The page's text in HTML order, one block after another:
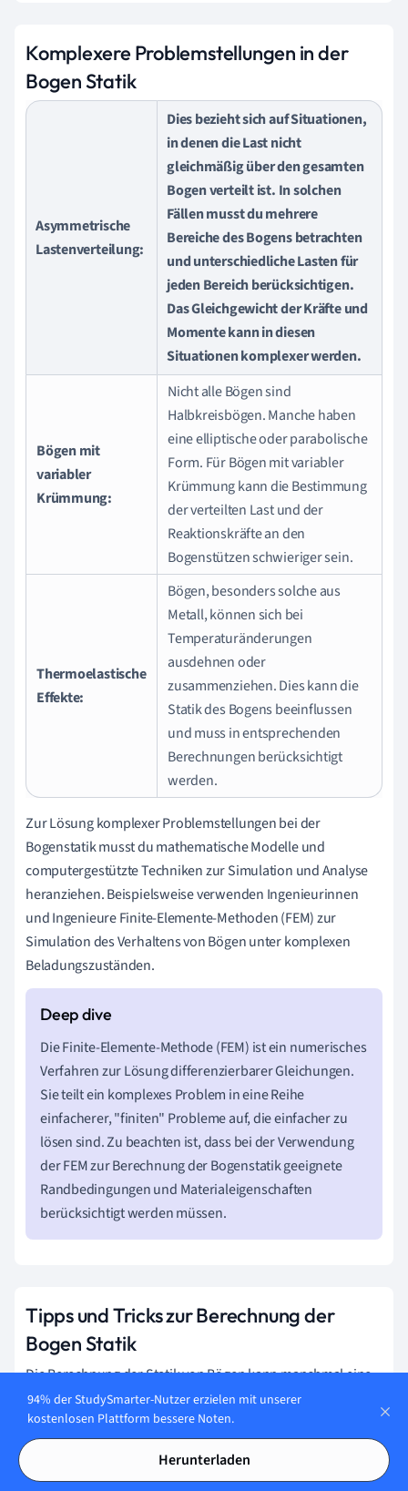
Komplexere Problemstellungen in der
Bogen Statik
Asymmetrische
Lastenverteilung:
Dies bezieht sich auf Situationen,
in denen die Last nicht
gleichmäßig über den gesamten
Bogen verteilt ist. In solchen
Fällen musst du mehrere
Bereiche des Bogens betrachten
und unterschiedliche Lasten für
jeden Bereich berücksichtigen.
Das Gleichgewicht der Kräfte und
Momente kann in diesen
Situationen komplexer werden.
Bögen mit
variabler
Krümmung:
Nicht alle Bögen sind
Halbkreisbögen. Manche haben
eine elliptische oder parabolische
Form. Für Bögen mit variabler
Krümmung kann die Bestimmung
der verteilten Last und der
Reaktionskräfte an den
Bogenstützen schwieriger sein.
Thermoelastische
Effekte:
Bögen, besonders solche aus
Metall, können sich bei
Temperaturänderungen
ausdehnen oder
zusammenziehen. Dies kann die
Statik des Bogens beeinflussen
und muss in entsprechenden
Berechnungen berücksichtigt
werden.
Zur Lösung komplexer Problemstellungen bei der
Bogenstatik musst du mathematische Modelle und
computergestützte Techniken zur Simulation und Analyse
heranziehen. Beispielsweise verwenden Ingenieurinnen
und Ingenieure Finite-Elemente-Methoden (FEM) zur
Simulation des Verhaltens von Bögen unter komplexen
Beladungszuständen.
Die Finite-Elemente-Methode (FEM) ist ein numerisches
Verfahren zur Lösung differenzierbarer Gleichungen.
Sie teilt ein komplexes Problem in eine Reihe
einfacherer, "finiten" Probleme auf, die einfacher zu
lösen sind. Zu beachten ist, dass bei der Verwendung
der FEM zur Berechnung der Bogenstatik geeignete
Randbedingungen und Materialeigenschaften
berücksichtigt werden müssen.
Tipps und Tricks zur Berechnung der
Bogen Statik
Die Berechnung der Statik von Bögen kann manchmal eine
Herausforderung darstellen. Deshalb sind hier einige Tipps
und Tricks, die dir helfen können, diesen Prozess zu
vereinfachen:
Verstehen der Grundlagen:Ein solides Verständnis der
94% der StudySmarter-Nutzer erzielen mit unserer
kostenlosen Plattform bessere Noten.
Herunterladen